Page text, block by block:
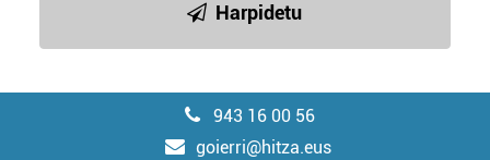
Harpidetu
943 16 00 56
goierri@hitza.eus